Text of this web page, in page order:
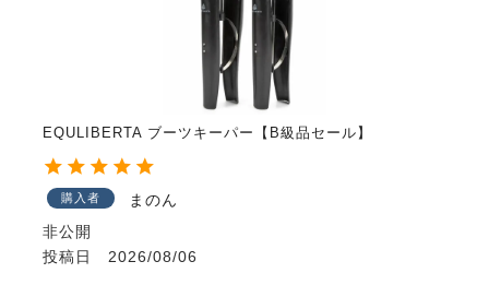
EQULIBERTA ブーツキーパー【B級品セール】
購入者
まのん
非公開
投稿日
2026/08/06